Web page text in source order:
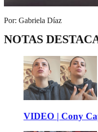
Por: Gabriela Díaz
NOTAS
VIDEO | Cony